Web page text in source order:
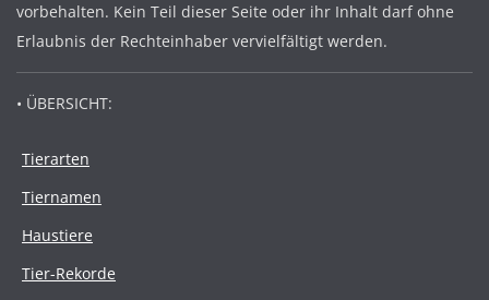
vorbehalten. Kein Teil dieser Seite oder ihr Inhalt darf ohne
Erlaubnis der Rechteinhaber vervielfältigt werden.
• ÜBERSICHT:
Tierarten
Tiernamen
Haustiere
Tier-Rekorde